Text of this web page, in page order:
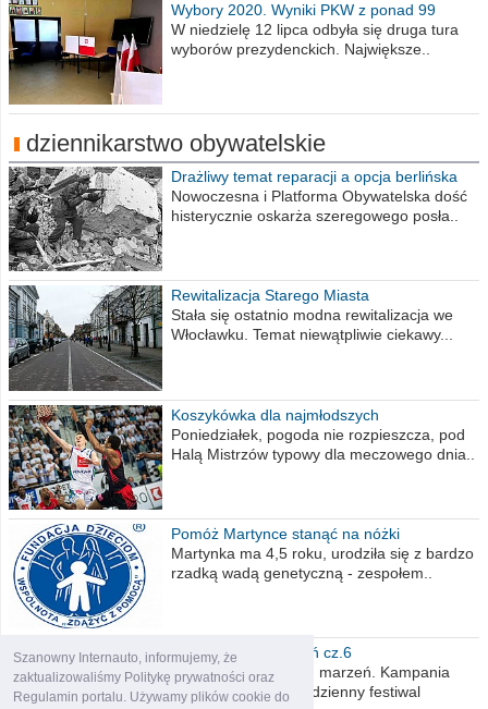
Szanowny Internauto, informujemy, że
zaktualizowaliśmy Politykę prywatności oraz
Regulamin portalu. Używamy plików cookie do
Wybory 2020. Wyniki PKW z ponad 99
procent obwodów
W niedzielę 12 lipca odbyła się druga tura
wyborów prezydenckich. Największe..
dziennikarstwo obywatelskie
Drażliwy temat reparacji a opcja berlińska
Nowoczesna i Platforma Obywatelska dość
histerycznie oskarża szeregowego posła..
Rewitalizacja Starego Miasta
Stała się ostatnio modna rewitalizacja we
Włocławku. Temat niewątpliwie ciekawy...
Koszykówka dla najmłodszych
Poniedziałek, pogoda nie rozpieszcza, pod
Halą Mistrzów typowy dla meczowego dnia..
Pomóż Martynce stanąć na nóżki
Martynka ma 4,5 roku, urodziła się z bardzo
rzadką wadą genetyczną - zespołem..
Polska moich marzeń cz.6
Nadszedł kres moich marzeń. Kampania
wyborcza czyli niecodzienny festiwal